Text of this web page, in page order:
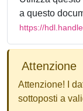
a questo
https://
Attenzione
Attenzione! I
sottoposti a